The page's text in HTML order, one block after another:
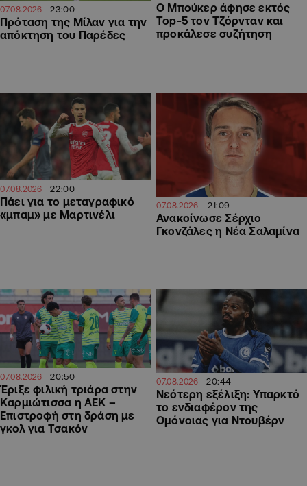
07.08.2026 23:00
Πρόταση της Μίλαν για την
απόκτηση του Παρέδες
Ο Μπούκερ άφησε εκτός
Top-5 τον Τζόρνταν και
προκάλεσε συζήτηση
07.08.2026 22:00
Πάει για το μεταγραφικό
«μπαμ» με Μαρτινέλι
07.08.2026 21:09
Ανακοίνωσε Σέρχιο
Γκονζάλες η Νέα Σαλαμίνα
07.08.2026 20:50
Έριξε φιλική τριάρα στην
Καρμιώτισσα η ΑΕΚ –
Επιστροφή στη δράση με
γκολ για Τσακόν
07.08.2026 20:44
Νεότερη εξέλιξη: Υπαρκτό
το ενδιαφέρον της
Ομόνοιας για Ντουβέρν